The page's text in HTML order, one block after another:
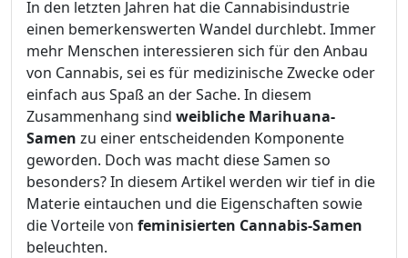
In den letzten Jahren hat die Cannabisindustrie
einen bemerkenswerten Wandel durchlebt. Immer
mehr Menschen interessieren sich für den Anbau
von Cannabis, sei es für medizinische Zwecke oder
einfach aus Spaß an der Sache. In diesem
Zusammenhang sind weibliche Marihuana-
Samen zu einer entscheidenden Komponente
geworden. Doch was macht diese Samen so
besonders? In diesem Artikel werden wir tief in die
Materie eintauchen und die Eigenschaften sowie
die Vorteile von feminisierten Cannabis-Samen
beleuchten.